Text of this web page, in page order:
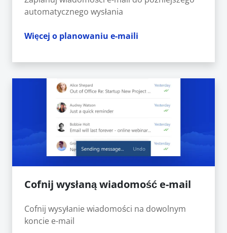
automatycznego wysłania
Więcej o planowaniu e-maili
Cofnij wysłaną wiadomość e-mail
Cofnij wysyłanie wiadomości na dowolnym
koncie e-mail